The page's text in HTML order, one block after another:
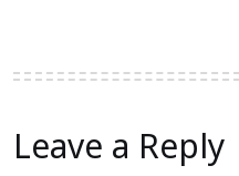
Leave a Reply